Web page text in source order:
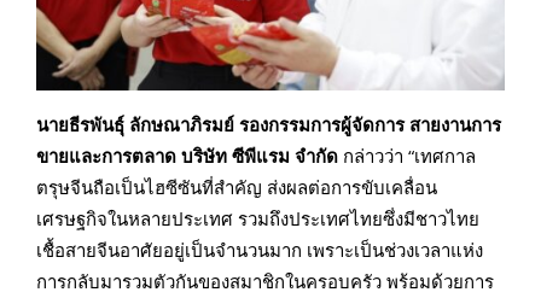
นายธีรพันธุ์ ลักษณาภิรมย์ รองกรรมการผู้จัดการ สายงานการ
ขายและการตลาด บริษัท ซีพีแรม จำกัด กล่าวว่า “เทศกาล
ตรุษจีนถือเป็นไฮซีซันที่สำคัญ ส่งผลต่อการขับเคลื่อน
เศรษฐกิจในหลายประเทศ รวมถึงประเทศไทยซึ่งมีชาวไทย
เชื้อสายจีนอาศัยอยู่เป็นจำนวนมาก เพราะเป็นช่วงเวลาแห่ง
การกลับมารวมตัวกันของสมาชิกในครอบครัว พร้อมด้วยการ